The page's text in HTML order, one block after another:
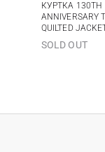
КУРТКА 130TH
ANNIVERSARY
QUILTED
SOLD OUT